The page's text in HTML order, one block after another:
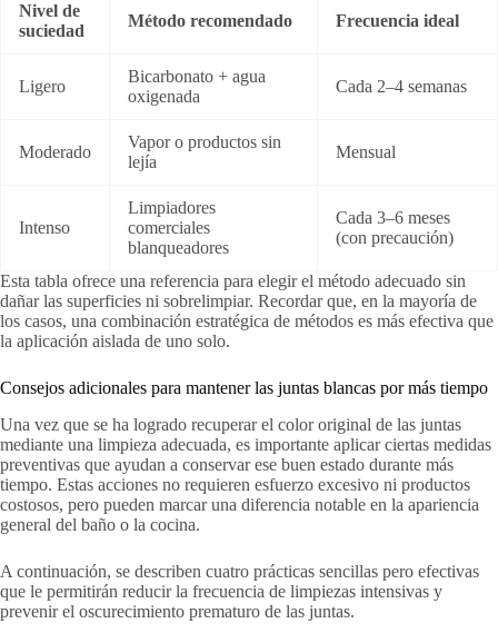
Nivel de
suciedad
Método recomendado Frecuencia ideal
Ligero
Bicarbonato + agua
oxigenada
Cada 2–4 semanas
Moderado
Vapor o productos sin
lejía
Mensual
Intenso
Limpiadores
comerciales
blanqueadores
Cada 3–6 meses
(con precaución)
Esta tabla ofrece una referencia para elegir el método adecuado sin
dañar las superficies ni sobrelimpiar. Recordar que, en la mayoría de
los casos, una combinación estratégica de métodos es más efectiva que
la aplicación aislada de uno solo.
Consejos adicionales para mantener las juntas blancas por más tiempo
Una vez que se ha logrado recuperar el color original de las juntas
mediante una limpieza adecuada, es importante aplicar ciertas medidas
preventivas que ayudan a conservar ese buen estado durante más
tiempo. Estas acciones no requieren esfuerzo excesivo ni productos
costosos, pero pueden marcar una diferencia notable en la apariencia
general del baño o la cocina.
A continuación, se describen cuatro prácticas sencillas pero efectivas
que le permitirán reducir la frecuencia de limpiezas intensivas y
prevenir el oscurecimiento prematuro de las juntas.